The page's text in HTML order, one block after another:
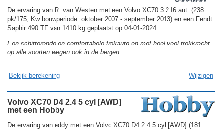
De ervaring van R. van Westen met een Volvo XC70 3.2 I6 aut. (238
pk/175, Kw bouwperiode: oktober 2007 - september 2013) en een Fendt
Saphir 490 TF van 1410 kg geplaatst op 04-01-2024:
Een schitterende en comfortabele trekauto en met heel veel trekkracht
op alle soorten wegen ook in de bergen.
Bekijk berekening Wijzigen
Volvo XC70 D4 2.4 5 cyl [AWD]
met een Hobby
De ervaring van eddy met een Volvo XC70 D4 2.4 5 cyl [AWD] (181